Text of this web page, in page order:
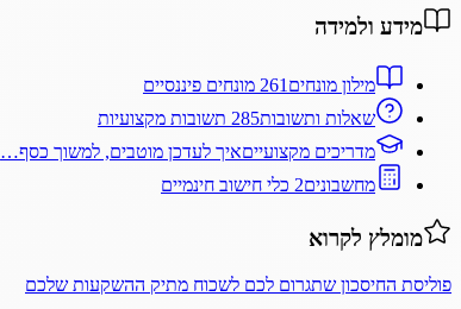
מידע ולמידה
מילון מונחים 261 מונחים פיננסיים
שאלות ותשובות285 תשובות מקצועיות
מדריכים מקצועייםאיך לעדכן מוטבים, למשוך כסף…
מחשבונים2 כלי חישוב חינמיים
מומלץ לקרוא
פוליסת החיסכון שתגרום לכם לשכוח מתיק ההשקעות שלכם